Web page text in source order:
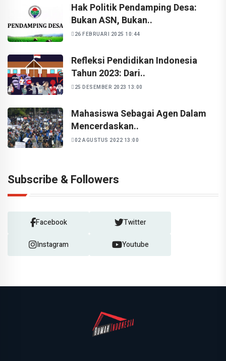
Hak Politik Pendamping Desa:
Bukan ASN, Bukan..
26 FEBRUARI 2025 10:44
Refleksi Pendidikan Indonesia
Tahun 2023: Dari..
25 DESEMBER 2023 13:00
Mahasiswa Sebagai Agen Dalam
Mencerdaskan..
02 AGUSTUS 2022 13:00
Subscribe & Followers
Facebook Twitter
Instagram Youtube